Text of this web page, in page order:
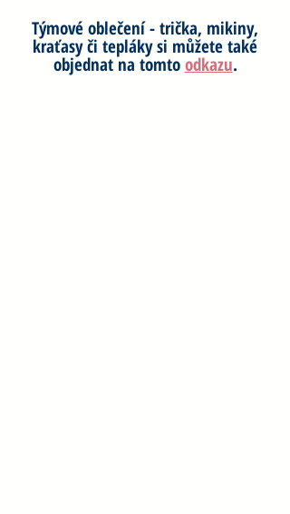
Týmové oblečení - trička, mikiny,
kraťasy či tepláky si můžete také
objednat na tomtoodkazu.